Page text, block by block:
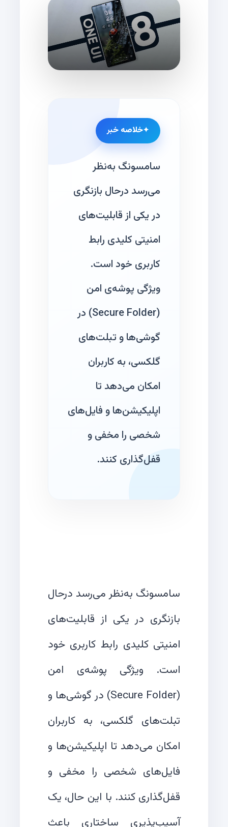
خلاصه خبر
سامسونگ به‌نظر
می‌رسد درحال بازنگری
در یکی از قابلیت‌های
امنیتی کلیدی رابط
کاربری خود است.
ویژگی پوشه‌ی امن
(Secure Folder) در
گوشی‌ها و تبلت‌های
گلکسی، به کاربران
امکان می‌دهد تا
اپلیکیشن‌ها و فایل‌های
شخصی را مخفی و
قفل‌گذاری کنند.
سامسونگ به‌نظر می‌رسد درحال
بازنگری در یکی از قابلیت‌های
امنیتی کلیدی رابط کاربری خود
است. ویژگی پوشه‌ی امن
(Secure Folder) در گوشی‌ها و
تبلت‌های گلکسی، به کاربران
امکان می‌دهد تا اپلیکیشن‌ها و
فایل‌های شخصی را مخفی و
قفل‌گذاری کنند. با این حال، یک
آسیب‌پذیری ساختاری باعث